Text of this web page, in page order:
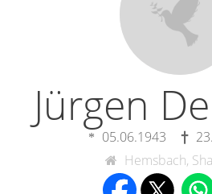
Jürgen
05.06.1943
Hemsbach,